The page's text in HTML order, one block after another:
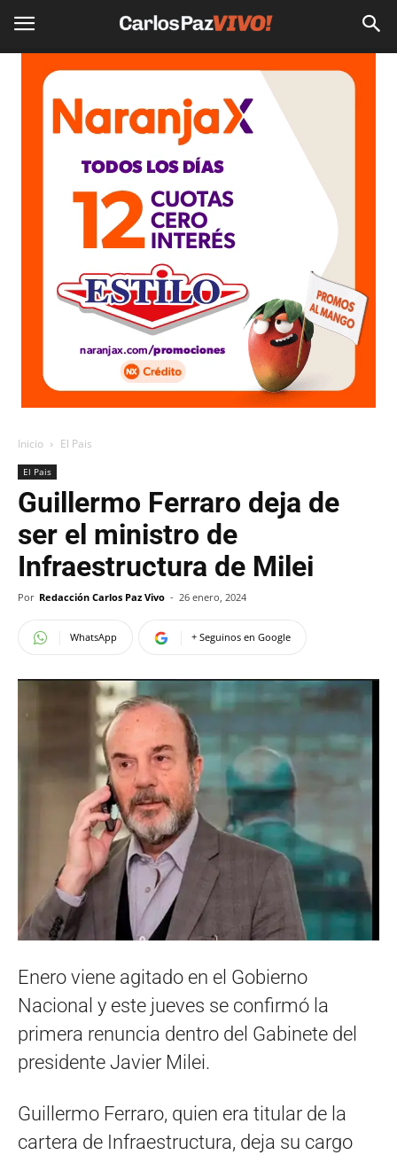
Inicio El Pais
El Pais
Guillermo Ferraro deja de
ser el ministro de
Infraestructura de Milei
Por Redacción Carlos Paz Vivo - 26 enero, 2024
WhatsApp + Seguinos en Google
Enero viene agitado en el Gobierno
Nacional y este jueves se confirmó la
primera renuncia dentro del Gabinete del
presidente Javier Milei.
Guillermo Ferraro, quien era titular de la
cartera de Infraestructura, deja su cargo